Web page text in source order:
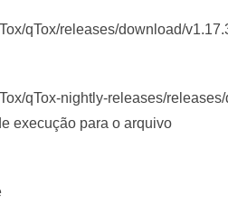
qTox/releases/download/
qTox-nightly-releases/
execução para o arquivo